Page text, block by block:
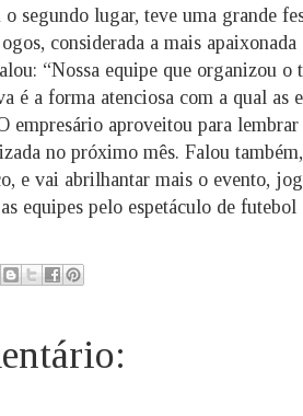
segundo lugar, teve uma grande
considerada a mais
“Nossa equipe que organizou
é a forma atenciosa com a qual as
empresário aproveitou para
no próximo mês. Falou
e vai abrilhantar mais o evento,
equipes pelo espetáculo de